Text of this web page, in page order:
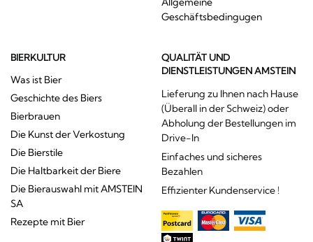
Geschäftsbedingugen
BIERKULTUR
Was ist Bier
Geschichte des Biers
Bierbrauen
Die Kunst der Verkostung
Die Bierstile
Die Haltbarkeit der Biere
Die Bierauswahl mit AMSTEIN
SA
Rezepte mit Bier
QUALITÄT UND
DIENSTLEISTUNGEN AMSTEIN
Lieferung zu Ihnen nach Hause
(Überall in der Schweiz) oder
Abholung der Bestellungen im
Drive-In
Einfaches und sicheres
Bezahlen
Effizienter Kundenservice !